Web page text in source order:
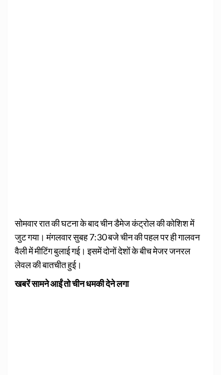
सोमवार रात की घटना के बाद चीन डैमेज कंट्रोल की कोशिश में
जुट गया। मंगलवार सुबह 7:30 बजे चीन की पहल पर ही गालवन
वैली में मीटिंग बुलाई गई। इसमें दोनों देशों के बीच मेजर जनरल
लेवल की बातचीत हुई।
खबरें सामने आईं तो चीन धमकी देने लगा